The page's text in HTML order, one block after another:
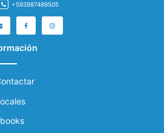
+593987489505